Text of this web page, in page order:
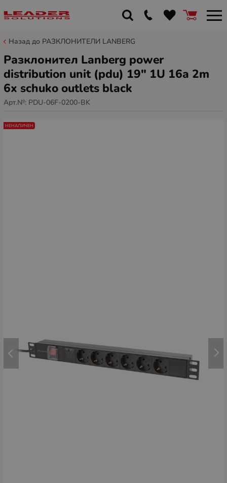
Назад до РАЗКЛОНИТЕЛИ LANBERG
Разклонител Lanberg power
distribution unit (pdu) 19" 1U 16a 2m
6x schuko outlets black
Арт.№: PDU-06F-0200-BK
НЕНАЛИЧЕН